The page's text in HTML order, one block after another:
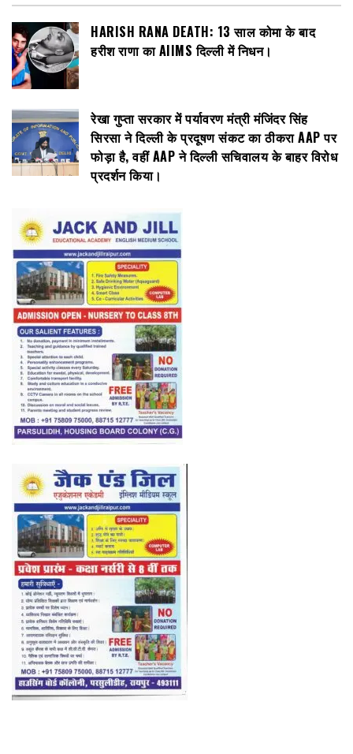
HARISH RANA DEATH: 13 साल कोमा के बाद
हरीश राणा का AIIMS दिल्ली में निधन।
रेखा गुप्ता सरकार में पर्यावरण मंत्री मंजिंदर सिंह
सिरसा ने दिल्ली के प्रदूषण संकट का ठीकरा AAP पर
फोड़ा है, वहीं AAP ने दिल्ली सचिवालय के बाहर विरोध
प्रदर्शन किया।